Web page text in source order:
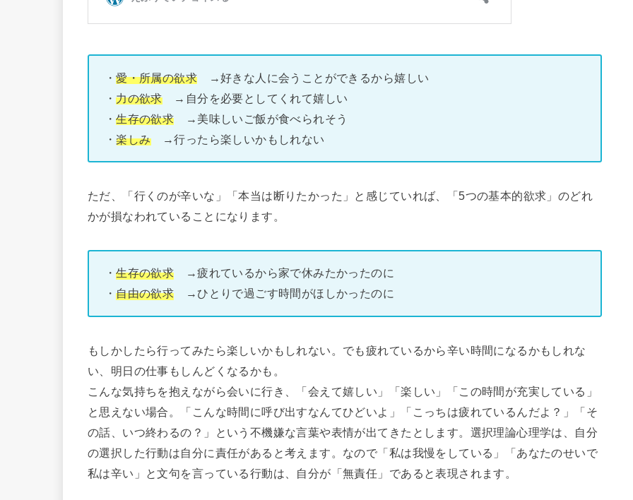
・愛・所属の欲求 →好きな人に会うことができるから嬉しい
・力の欲求→自分を必要としてくれて嬉しい
・生存の欲求 →美味しいご飯が食べられそう
・楽しみ→行ったら楽しいかもしれない
ただ、「行くのが辛いな」「本当は断りたかった」と感じていれば、「5つの基本的欲求」のどれ
かが損なわれていることになります。
・生存の欲求 →疲れているから家で休みたかったのに
・自由の欲求 →ひとりで過ごす時間がほしかったのに
もしかしたら行ってみたら楽しいかもしれない。でも疲れているから辛い時間になるかもしれな
い、明日の仕事もしんどくなるかも。
こんな気持ちを抱えながら会いに行き、「会えて嬉しい」「楽しい」「この時間が充実している」
と思えない場合。「こんな時間に呼び出すなんてひどいよ」「こっちは疲れているんだよ？」「そ
の話、いつ終わるの？」という不機嫌な言葉や表情が出てきたとします。選択理論心理学は、自分
の選択した行動は自分に責任があると考えます。なので「私は我慢をしている」「あなたのせいで
私は辛い」と文句を言っている行動は、自分が「無責任」であると表現されます。